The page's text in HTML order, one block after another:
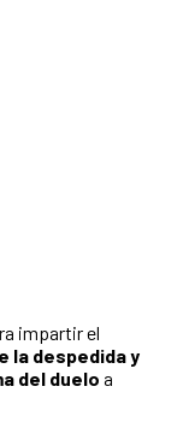
impartir el
la despedida y
del duelo a